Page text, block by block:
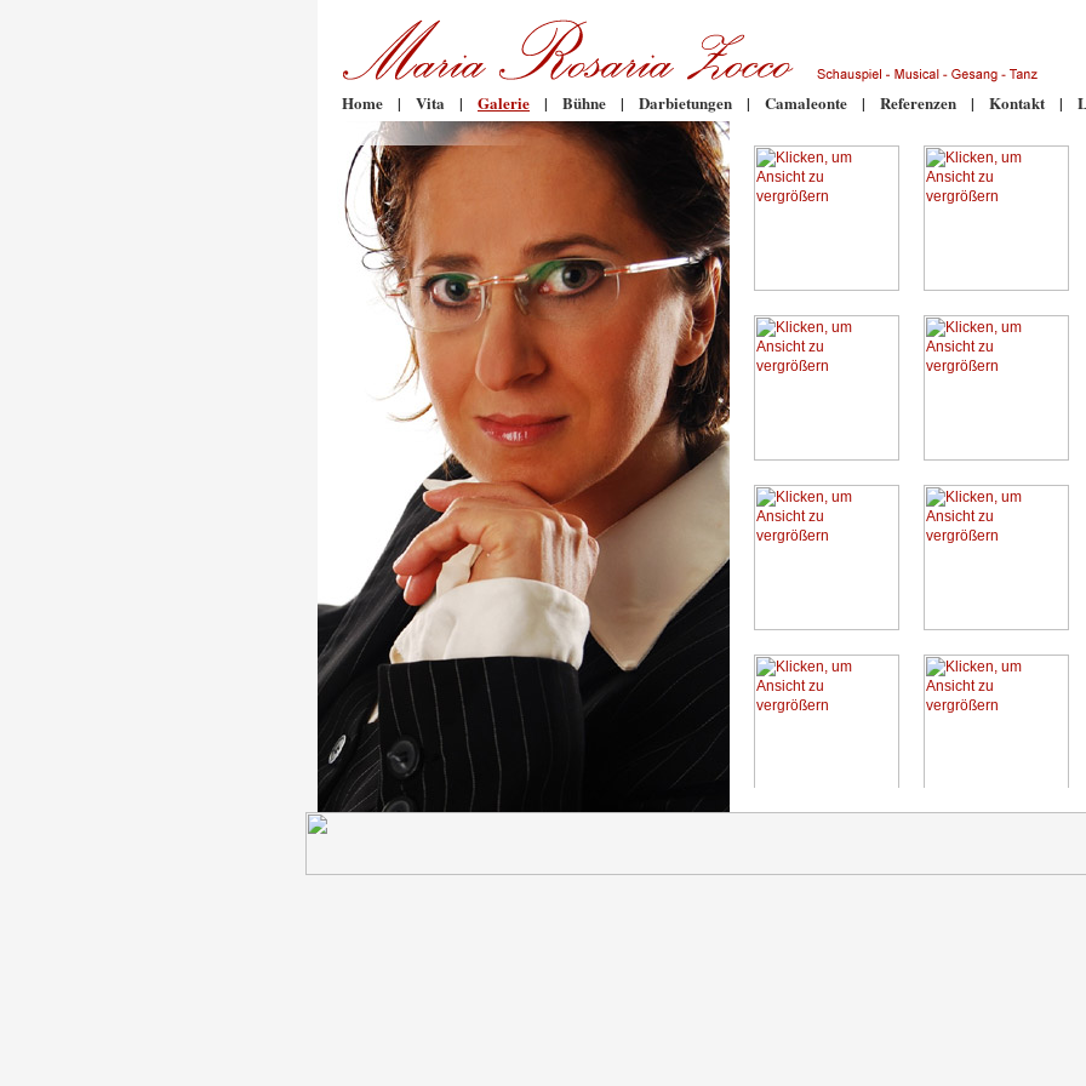
Home | Vita | Galerie | Bühne | Darbietungen | Camaleonte | Referenzen | Kontakt |